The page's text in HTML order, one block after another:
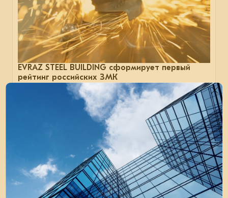
EVRAZ STEEL BUILDING сформирует первый
рейтинг российских ЗМК
Компания разработала систему оценки заводов.
металлоконструкции сталь